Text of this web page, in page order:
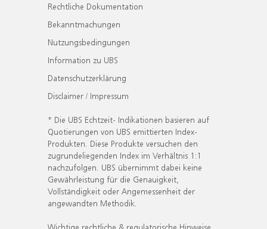
Rechtliche Dokumentation
Bekanntmachungen
Nutzungsbedingungen
Information zu UBS
Datenschutzerklärung
Disclaimer / Impressum
* Die UBS Echtzeit- Indikationen basieren auf
Quotierungen von UBS emittierten Index-
Produkten. Diese Produkte versuchen den
zugrundeliegenden Index im Verhältnis 1:1
nachzufolgen. UBS übernimmt dabei keine
Gewährleistung für die Genauigkeit,
Vollständigkeit oder Angemessenheit der
angewandten Methodik.